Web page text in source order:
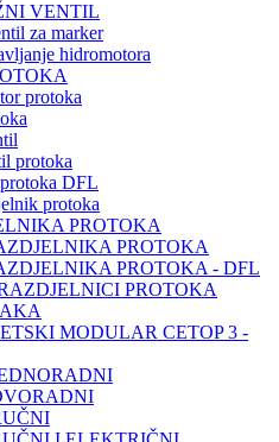
VENTIL
za marker
hidromotora
protoka
protoka
DFL
protoka
PROTOKA
PROTOKA
PROTOKA - DFL
PROTOKA
MODULAR CETOP 3 -